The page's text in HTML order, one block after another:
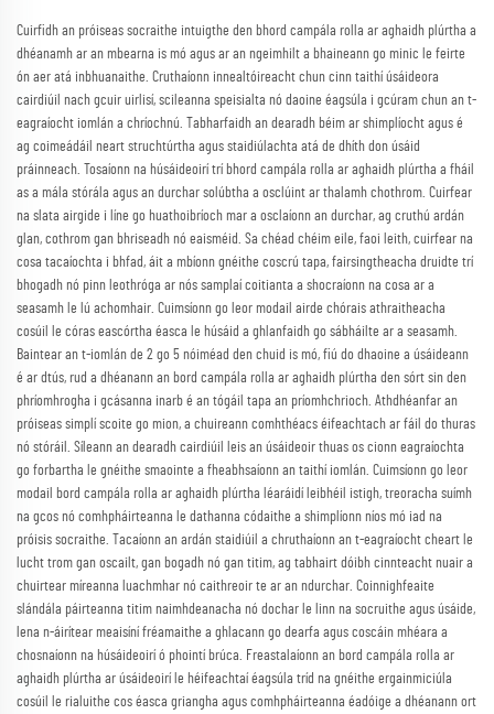
Cuirfidh an próiseas socraithe intuigthe den bhord campála rolla ar aghaidh plúrtha a
dhéanamh ar an mbearna is mó agus ar an ngeimhilt a bhaineann go minic le feirte
ón aer atá inbhuanaithe. Cruthaíonn innealtóireacht chun cinn taithí úsáideora
cairdiúil nach gcuir uirlisí, scileanna speisialta nó daoine éagsúla i gcúram chun an t-
eagraíocht iomlán a chríochnú. Tabharfaidh an dearadh béim ar shimplíocht agus é
ag coimeádáil neart struchtúrtha agus staidiúlachta atá de dhíth don úsáid
práinneach. Tosaíonn na húsáideoirí trí bhord campála rolla ar aghaidh plúrtha a fháil
as a mála stórála agus an durchar solúbtha a osclúint ar thalamh chothrom. Cuirfear
na slata airgide i líne go huathoibríoch mar a osclaíonn an durchar, ag cruthú ardán
glan, cothrom gan bhriseadh nó eaisméid. Sa chéad chéim eile, faoi leith, cuirfear na
cosa tacaíochta i bhfad, áit a mbíonn gnéithe coscrú tapa, fairsingtheacha druidte trí
bhogadh nó pinn leothróga ar nós samplaí coitianta a shocraíonn na cosa ar a
seasamh le lú achomhair. Cuimsíonn go leor modail airde chórais athraitheacha
cosúil le córas eascórtha éasca le húsáid a ghlanfaidh go sábháilte ar a seasamh.
Baintear an t-iomlán de 2 go 5 nóiméad den chuid is mó, fiú do dhaoine a úsáideann
é ar dtús, rud a dhéanann an bord campála rolla ar aghaidh plúrtha den sórt sin den
phríomhrogha i gcásanna inarb é an tógáil tapa an príomhchrioch. Athdhéanfar an
próiseas simplí scoite go mion, a chuireann comhthéacs éifeachtach ar fáil do thuras
nó stóráil. Síleann an dearadh cairdiúil leis an úsáideoir thuas os cionn eagraíochta
go forbartha le gnéithe smaointe a fheabhsaíonn an taithí iomlán. Cuimsíonn go leor
modail bord campála rolla ar aghaidh plúrtha léaráidí leibhéil istigh, treoracha suímh
na gcos nó comhpháirteanna le dathanna códaithe a shimplíonn níos mó iad na
próisis socraithe. Tacaíonn an ardán staidiúil a chruthaíonn an t-eagraíocht cheart le
lucht trom gan oscailt, gan bogadh nó gan titim, ag tabhairt dóibh cinnteacht nuair a
chuirtear míreanna luachmhar nó caithreoir te ar an ndurchar. Coinnighfeaite
slándála páirteanna titim naimhdeanacha nó dochar le linn na socruithe agus úsáide,
lena n-áirítear meaisíní fréamaithe a ghlacann go dearfa agus coscáin mhéara a
chosnaíonn na húsáideoirí ó phointí brúca. Freastalaíonn an bord campála rolla ar
aghaidh plúrtha ar úsáideoirí le héifeachtaí éagsúla tríd na gnéithe ergainmiciúla
cosúil le rialuithe cos éasca griangha agus comhpháirteanna éadóige a dhéanann ort